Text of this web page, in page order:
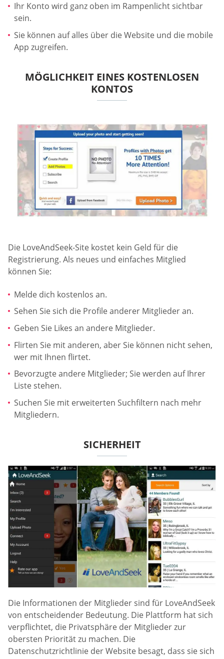
Ihr Konto wird ganz oben im Rampenlicht sichtbar
sein.
Sie können auf alles über die Website und die mobile
App zugreifen.
MÖGLICHKEIT EINES KOSTENLOSEN
KONTOS
Die LoveAndSeek-Site kostet kein Geld für die
Registrierung. Als neues und einfaches Mitglied
können Sie:
Melde dich kostenlos an.
Sehen Sie sich die Profile anderer Mitglieder an.
Geben Sie Likes an andere Mitglieder.
Flirten Sie mit anderen, aber Sie können nicht sehen,
wer mit Ihnen flirtet.
Bevorzugte andere Mitglieder; Sie werden auf Ihrer
Liste stehen.
Suchen Sie mit erweiterten Suchfiltern nach mehr
Mitgliedern.
SICHERHEIT
Die Informationen der Mitglieder sind für LoveAndSeek
von entscheidender Bedeutung. Die Plattform hat sich
verpflichtet, die Privatsphäre der Mitglieder zur
obersten Priorität zu machen. Die
Datenschutzrichtlinie der Website besagt, dass sie sich